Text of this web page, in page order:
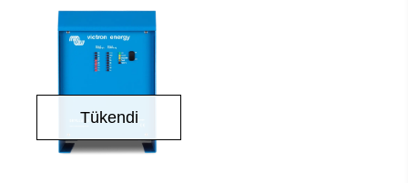
Tükendi